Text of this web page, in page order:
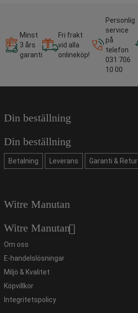
Minst
3 års
garanti
Fri frakt
vid alla
onlineköp!
Personlig
service
på
telefon
031 706
10 00
Din beställning
Din beställning
Betalning Leverans Garanti & Retur
Witre Manutan
Witre Manutan
Om oss
E-handelslösningar
Miljö & Kvalitet
Köpvillkor
Integritetspolicy